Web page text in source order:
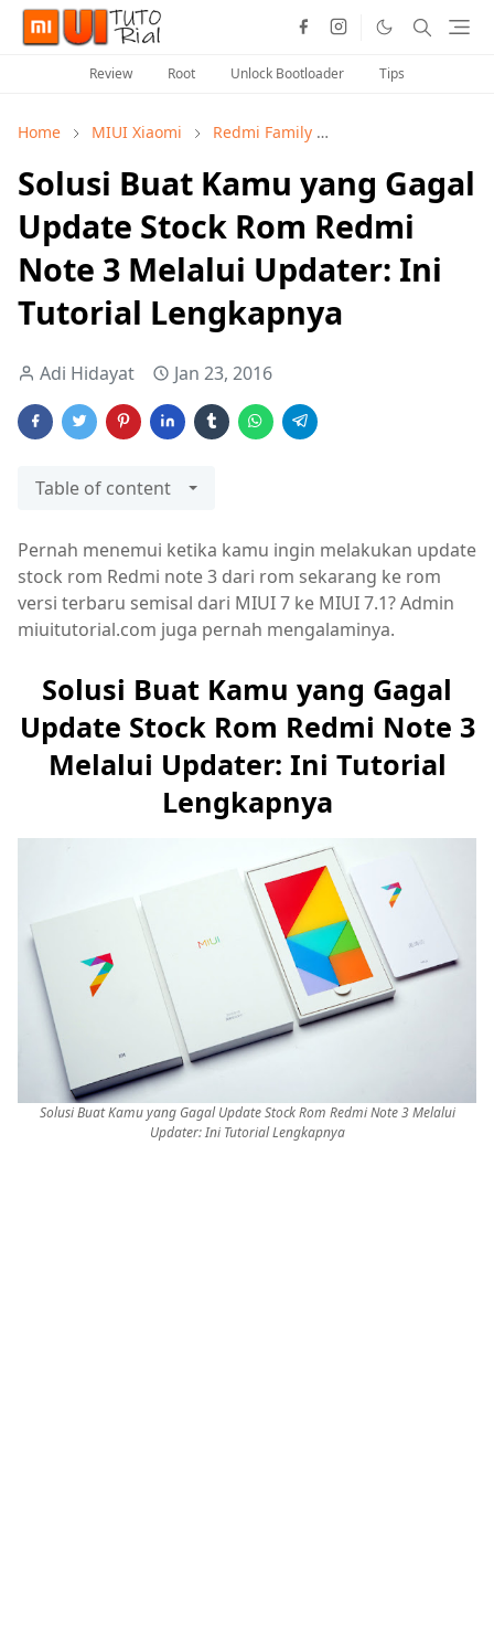
Review Root Unlock Bootloader Tips
Home MIUI Xiaomi Redmi Family
Solusi Buat Kamu yang Gagal
Update Stock Rom Redmi
Note 3 Melalui Updater: Ini
Tutorial Lengkapnya
Adi Hidayat Jan 23, 2016
Table of content
Pernah menemui ketika kamu ingin melakukan update
stock rom Redmi note 3 dari rom sekarang ke rom
versi terbaru semisal dari MIUI 7 ke MIUI 7.1? Admin
miuitutorial.com juga pernah mengalaminya.
Solusi Buat Kamu yang Gagal
Update Stock Rom Redmi Note 3
Melalui Updater: Ini Tutorial
Lengkapnya
Solusi Buat Kamu yang Gagal Update Stock Rom Redmi Note 3 Melalui
Updater: Ini Tutorial Lengkapnya